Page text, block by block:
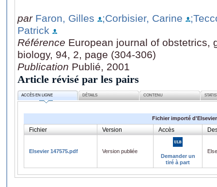
par Faron, Gilles ;Corbisier, Carine
Patrick
Référence European journal of obstetrics,
biology, 94, 2, page (304-306)
Publication Publié, 2001
Article révisé par les pairs
ACCÈS EN LIGNE DÉTAILS CONTENU
Fichier importé d'Elsevier
Fichier Version Accès
Elsevier 147575.pdf
Version publiée
Demander un
tiré à part